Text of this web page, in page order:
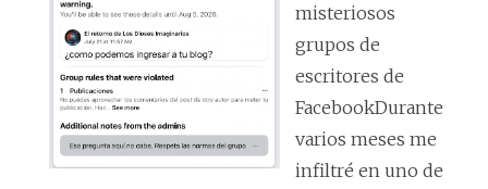
misteriosos
grupos de
escritores de
FacebookDurante
varios meses me
infiltré en uno de